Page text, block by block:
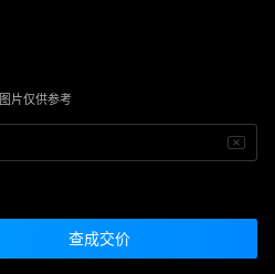
图片仅供参考
查成交价